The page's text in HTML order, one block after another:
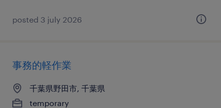
posted 3 july 2026
事務的軽作業
千葉県野田市, 千葉県
temporary